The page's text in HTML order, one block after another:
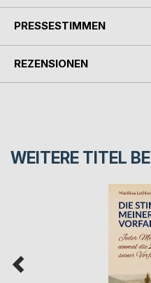
PRESSESTIMMEN
REZENSIONEN
WEITERE TITEL BEI